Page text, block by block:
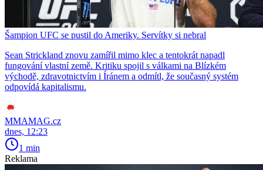
Šampion UFC se pustil do Ameriky. Servítky si nebral
Sean Strickland znovu zamířil mimo klec a tentokrát napadl
fungování vlastní země. Kritiku spojil s válkami na Blízkém
východě, zdravotnictvím i Íránem a odmítl, že současný systém
odpovídá kapitalismu.
MMAMAG.cz
dnes, 12:23
1 min
Reklama